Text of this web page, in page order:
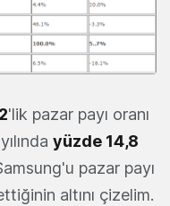
'lik pazar payı oranı
yüzde 14,8
pazar payı
altını çizelim.